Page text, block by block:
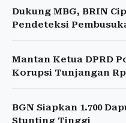
Dukung MBG, BRIN
Pendeteksi
Mantan Ketua DPRD
Korupsi Tunjangan
BGN Siapkan 1.700
Stunting Tinggi